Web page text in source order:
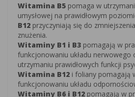
Witamina B5 pomaga w
umysłowej na prawidłowym
B12 przyczyniają się do
znużenia.
Witaminy B1 i B3 pomagają w
funkcjonowaniu układu nerwowego
utrzymaniu prawidłowych funkcji
Witamina B12 i foliany pomagają
funkcjonowaniu układu
Witaminy B6 i B12 pomagają w